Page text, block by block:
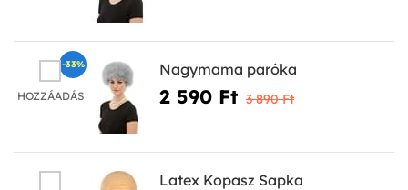
HOZZÁADÁS
Nagymama paróka
2 590 Ft‎ 3 890 Ft‎
-33%
Latex Kopasz Sapka